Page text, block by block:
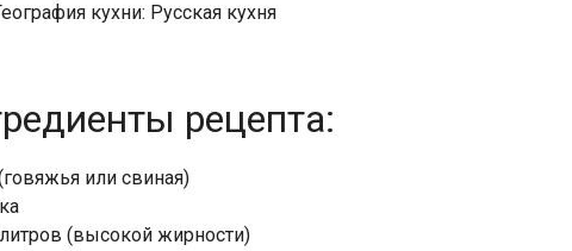
кухни: Русская кухня
рецепта:
или свиная)
(высокой жирности)